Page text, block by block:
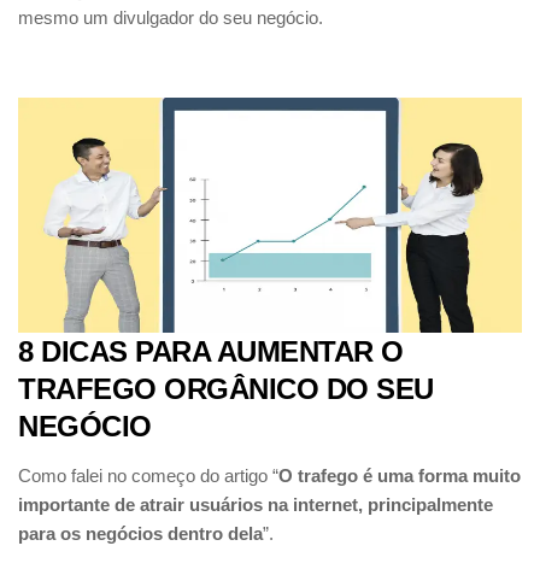
mesmo um divulgador do seu negócio.
8 DICAS PARA AUMENTAR O
TRAFEGO ORGÂNICO DO SEU
NEGÓCIO
Como falei no começo do artigo “O trafego é uma forma muito
importante de atrair usuários na internet, principalmente
para os negócios dentro dela”.